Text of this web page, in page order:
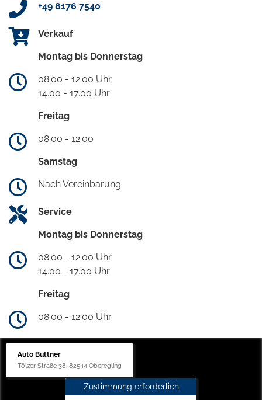
+49 8176 7540
Verkauf
Montag bis Donnerstag
08.00 - 12.00 Uhr
14.00 - 17.00 Uhr
Freitag
08.00 - 12.00
Samstag
Nach Vereinbarung
Service
Montag bis Donnerstag
08.00 - 12.00 Uhr
14.00 - 17.00 Uhr
Freitag
08.00 - 12.00 Uhr
Auto Büttner
Tölzer Straße 38, 82544 Oberegling
Zustimmung erforderlich